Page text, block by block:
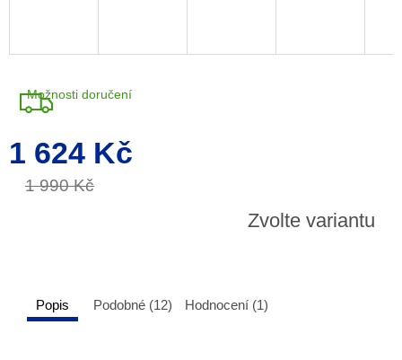
1 990 Kč
1 624 Kč
Měrná
cena:
Zvolte variantu
Možnosti doručení
Popis Podobné (12) Hodnocení (1)